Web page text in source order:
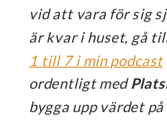
vid att vara för sig
är kvar i huset, gå
1 till 7 i min podcast
ordentligt med
bygga upp värdet